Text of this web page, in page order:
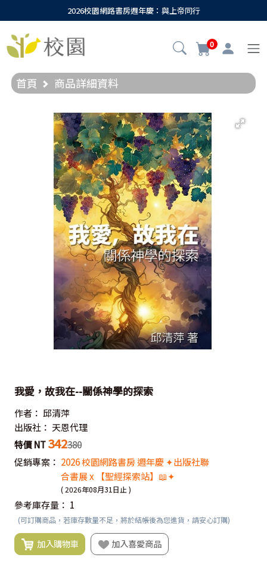
2026校園網路書房週年慶：與上帝同行
0
首頁 商品詳細資料
我愛，故我在--關係神學的探索
作者： 邱清萍
出版社： 天恩代理
特價 NT 342380
促銷專案： 2026 校園網路書房 週年慶 ✦出版社聯
合書展 x 【聖經探索站】📖✦
( 2026年08月31日止 )
參考庫存量： 1
(可訂購商品，若庫存數量不足，將於結帳後為您進貨，請安心訂購)
加入購物車 加入喜愛商品